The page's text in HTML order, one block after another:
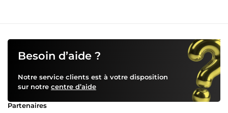
Besoin d’aide ?
Notre service clients est à votre disposition
sur notre centre d’aide
Partenaires